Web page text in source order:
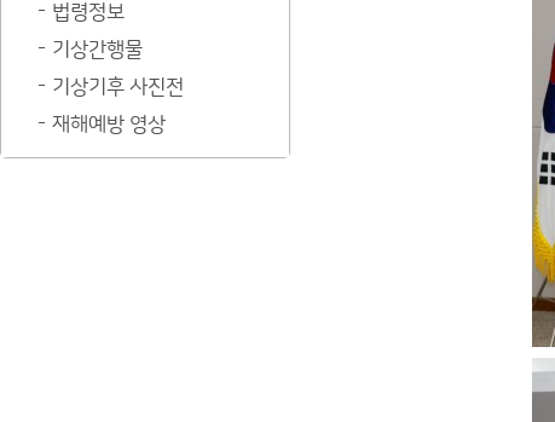
법령정보
기상간행물
기상기후 사진전
재해예방 영상